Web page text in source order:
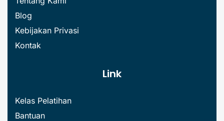
Blog
Kebijakan Privasi
Kontak
Link
Kelas Pelatihan
Bantuan